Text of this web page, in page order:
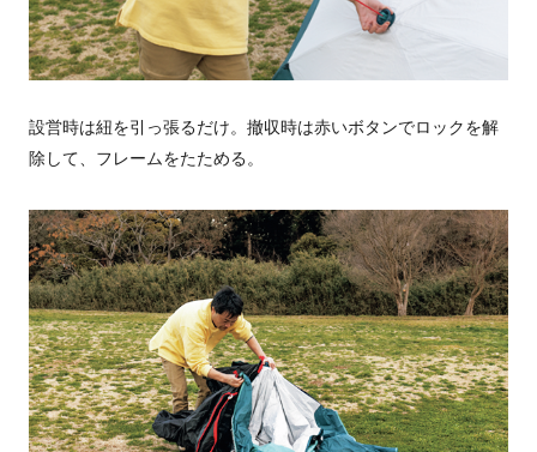
設営時は紐を引っ張るだけ。撤収時は赤いボタンでロックを解
除して、フレームをたためる。